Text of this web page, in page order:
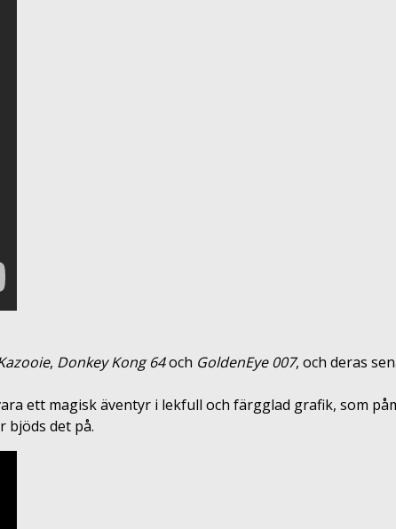
, Donkey Kong 64och GoldenEye 007, och deras
ett magisk äventyr i lekfull och färgglad grafik, som
bjöds det på.